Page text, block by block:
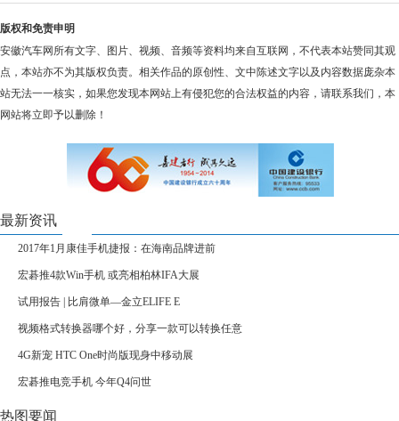
版权和免责申明
安徽汽车网所有文字、图片、视频、音频等资料均来自互联网，不代表本站赞同其观
点，本站亦不为其版权负责。相关作品的原创性、文中陈述文字以及内容数据庞杂本
站无法一一核实，如果您发现本网站上有侵犯您的合法权益的内容，请联系我们，本
网站将立即予以删除！
最新资讯
2017年1月康佳手机捷报：在海南品牌进前
宏碁推4款Win手机 或亮相柏林IFA大展
试用报告 | 比肩微单—金立ELIFE E
视频格式转换器哪个好，分享一款可以转换任意
4G新宠 HTC One时尚版现身中移动展
宏碁推电竞手机 今年Q4问世
热图要闻